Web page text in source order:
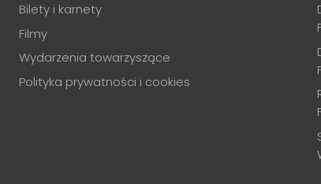
Bilety i karnety
Filmy
Wydarzenia towarzyszące
Polityka prywatności i cookies